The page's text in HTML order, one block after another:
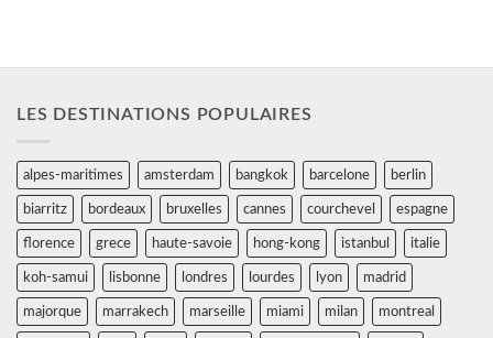
LES DESTINATIONS POPULAIRES
alpes-maritimes amsterdam bangkok barcelone berlin
biarritz bordeaux bruxelles cannes courchevel espagne
florence grece haute-savoie hong-kong istanbul italie
koh-samui lisbonne londres lourdes lyon madrid
majorque marrakech marseille miami milan montreal